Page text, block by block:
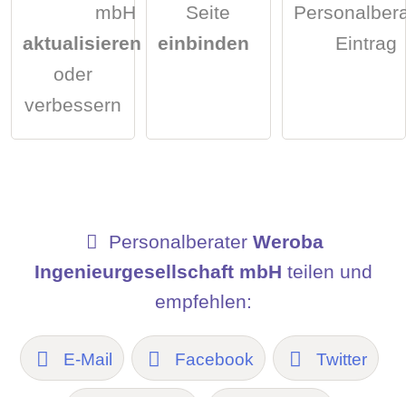
mbH
aktualisieren
oder
verbessern
Seite
einbinden
Eintrag
PersonalberaterWeroba
Ingenieurgesellschaft mbH teilen und
empfehlen:
E-Mail Facebook Twitter